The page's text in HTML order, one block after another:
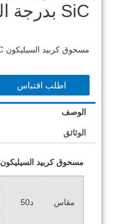
SiC بدرجة النانو
مسحوق كربيد السيليكون β-SiC بدرجة النانو
اطلب اقتباس
الوصف
الوثائق
مسحوق كربيد السيليكون β-SIC بدرجة النانو
مقاس د50